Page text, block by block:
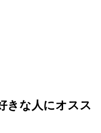
きな人にオスス